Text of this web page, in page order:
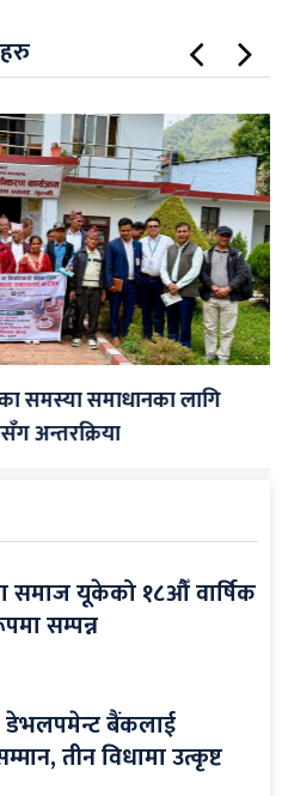
समस्या समाधानका लागि
अन्तरक्रिया
समाज यूकेको १८औँ वार्षिक
सम्पन्न
डेभलपमेन्ट बैंकलाई
सम्मान, तीन विधामा उत्कृष्ट